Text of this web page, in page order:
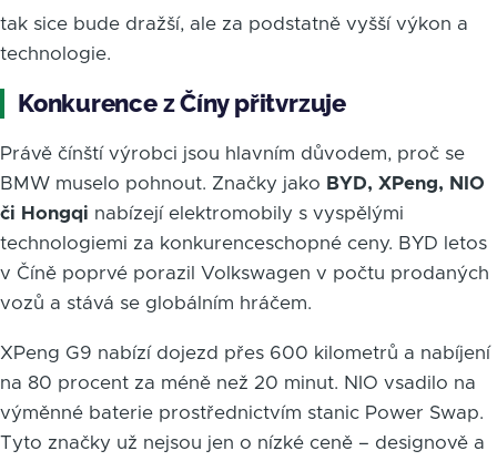
tak sice bude dražší, ale za podstatně vyšší výkon a
technologie.
Konkurence z Číny přitvrzuje
Právě čínští výrobci jsou hlavním důvodem, proč se
BMW muselo pohnout. Značky jako BYD, XPeng, NIO
či Hongqi nabízejí elektromobily s vyspělými
technologiemi za konkurenceschopné ceny. BYD letos
v Číně poprvé porazil Volkswagen v počtu prodaných
vozů a stává se globálním hráčem.
XPeng G9 nabízí dojezd přes 600 kilometrů a nabíjení
na 80 procent za méně než 20 minut. NIO vsadilo na
výměnné baterie prostřednictvím stanic Power Swap.
Tyto značky už nejsou jen o nízké ceně – designově a